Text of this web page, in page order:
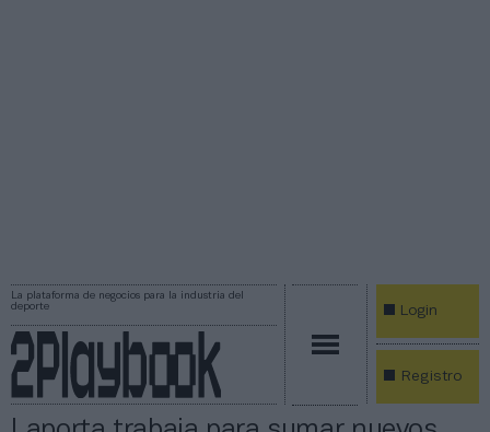
La plataforma de negocios para la industria del
deporte
Login
Registro